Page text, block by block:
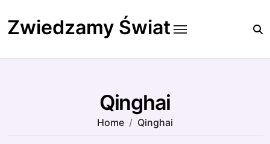
to
content
Zwiedzamy Świat
Qinghai
Home Qinghai